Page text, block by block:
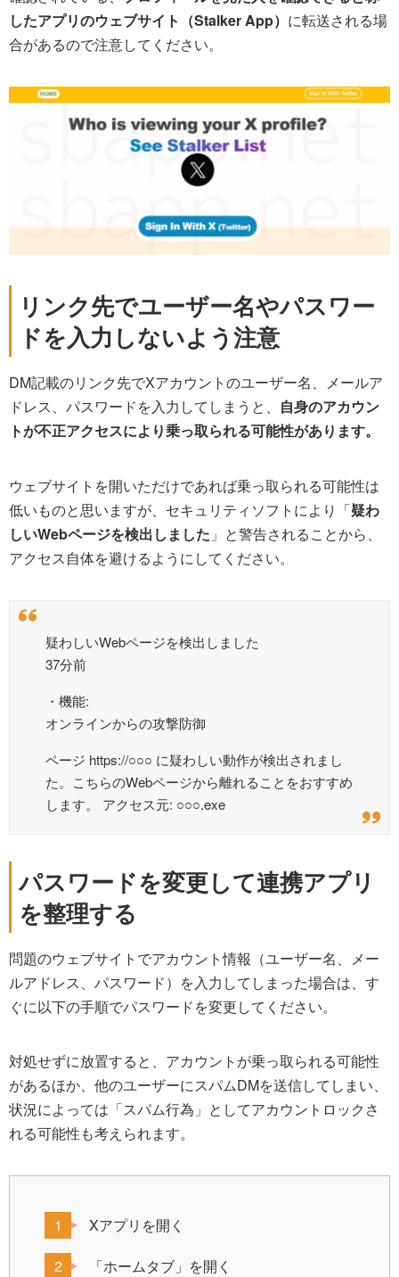
したアプリのウェブサイト（Stalker App） に転送される場
合があるので注意してください。
リンク先でユーザー名やパスワー
ドを入力しないよう注意
DM記載のリンク先でXアカウントのユーザー名、メールア
ドレス、パスワードを入力してしまうと、 自身のアカウン
トが不正アクセスにより乗っ取られる可能性があります。
ウェブサイトを開いただけであれば乗っ取られる可能性は
低いものと思いますが、セキュリティソフトにより「疑わ
しいWebページを検出しました 」と警告されることから、
アクセス自体を避けるようにしてください。
疑わしいWebページを検出しました
37分前
・機能:
オンラインからの攻撃防御
ページ https://○○○ に疑わしい動作が検出されまし
た。こちらのWebページから離れることをおすすめ
します。 アクセス元: ○○○.exe
パスワードを変更して連携アプリ
を整理する
問題のウェブサイトでアカウント情報（ユーザー名、メー
ルアドレス、パスワード）を入力してしまった場合は、す
ぐに以下の手順でパスワードを変更してください。
対処せずに放置すると、アカウントが乗っ取られる可能性
があるほか、他のユーザーにスパムDMを送信してしまい、
状況によっては「スパム行為」としてアカウントロックさ
れる可能性も考えられます。
Xアプリを開く
「ホームタブ」を開く